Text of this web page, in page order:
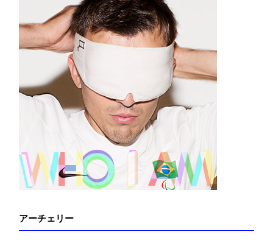
アーチェリー